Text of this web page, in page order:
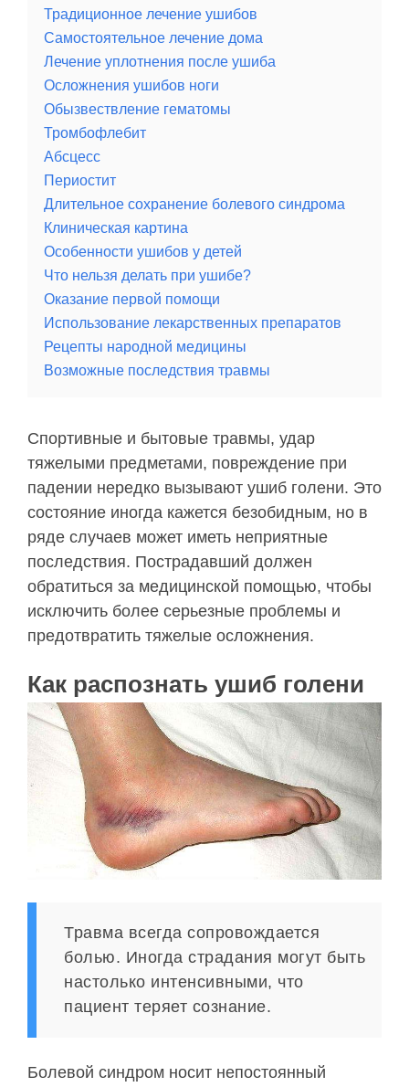
Традиционное лечение ушибов
Самостоятельное лечение дома
Лечение уплотнения после ушиба
Осложнения ушибов ноги
Обызвествление гематомы
Тромбофлебит
Абсцесс
Периостит
Длительное сохранение болевого синдрома
Клиническая картина
Особенности ушибов у детей
Что нельзя делать при ушибе?
Оказание первой помощи
Использование лекарственных препаратов
Рецепты народной медицины
Возможные последствия травмы
Спортивные и бытовые травмы, удар
тяжелыми предметами, повреждение при
падении нередко вызывают ушиб голени. Это
состояние иногда кажется безобидным, но в
ряде случаев может иметь неприятные
последствия. Пострадавший должен
обратиться за медицинской помощью, чтобы
исключить более серьезные проблемы и
предотвратить тяжелые осложнения.
Как распознать ушиб голени
Травма всегда сопровождается
болью. Иногда страдания могут быть
настолько интенсивными, что
пациент теряет сознание.
Болевой синдром носит непостоянный